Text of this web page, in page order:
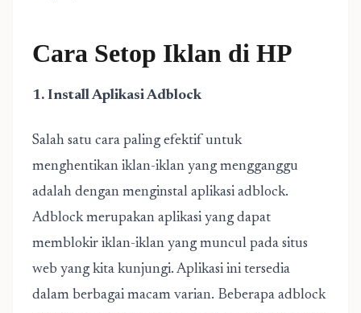
Cara Setop Iklan di HP
1. Install Aplikasi Adblock
Salah satu cara paling efektif untuk
menghentikan iklan-iklan yang mengganggu
adalah dengan menginstal aplikasi adblock.
Adblock merupakan aplikasi yang dapat
memblokir iklan-iklan yang muncul pada situs
web yang kita kunjungi. Aplikasi ini tersedia
dalam berbagai macam varian. Beberapa adblock